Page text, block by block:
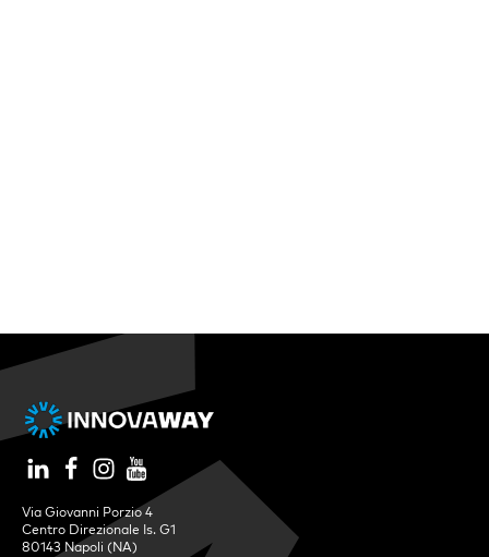
Via Giovanni Porzio 4
Centro Direzionale Is. G1
80143 Napoli (NA)